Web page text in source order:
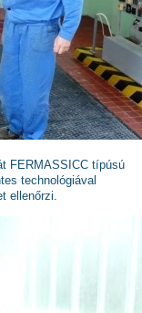
FERMASSICC típúsú
technológiával
ellenőrzi.